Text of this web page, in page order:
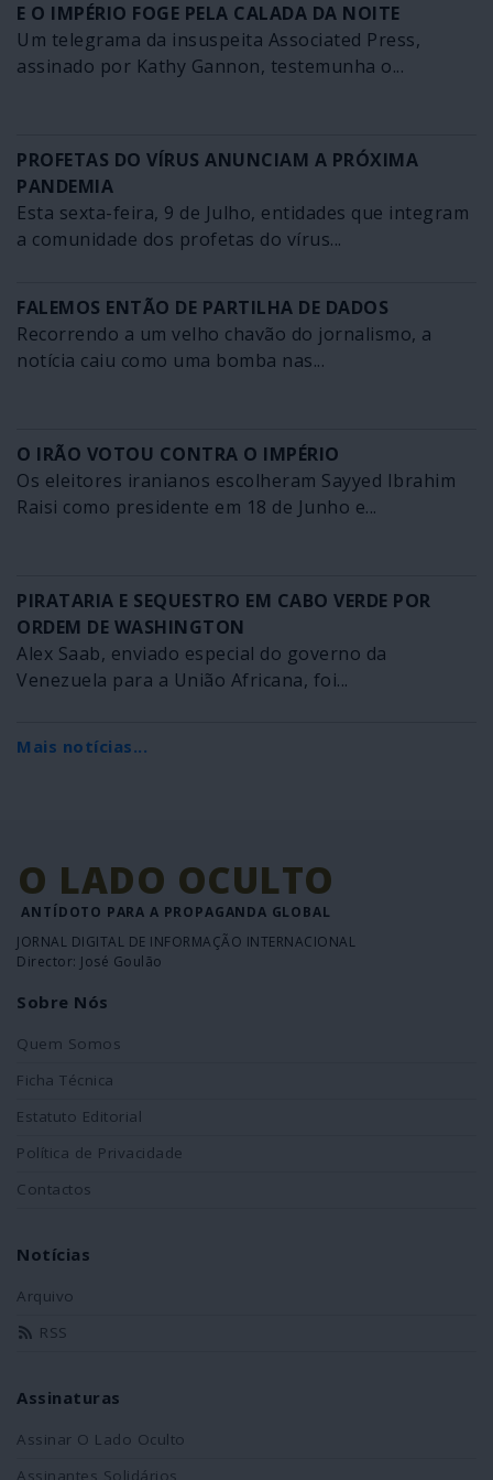
E O IMPÉRIO FOGE PELA CALADA DA NOITE
Um telegrama da insuspeita Associated Press,
assinado por Kathy Gannon, testemunha o...
PROFETAS DO VÍRUS ANUNCIAM A PRÓXIMA
PANDEMIA
Esta sexta-feira, 9 de Julho, entidades que integram
a comunidade dos profetas do vírus...
FALEMOS ENTÃO DE PARTILHA DE DADOS
Recorrendo a um velho chavão do jornalismo, a
notícia caiu como uma bomba nas...
O IRÃO VOTOU CONTRA O IMPÉRIO
Os eleitores iranianos escolheram Sayyed Ibrahim
Raisi como presidente em 18 de Junho e...
PIRATARIA E SEQUESTRO EM CABO VERDE POR
ORDEM DE WASHINGTON
Alex Saab, enviado especial do governo da
Venezuela para a União Africana, foi...
Mais notícias...
O LADO OCULTO
ANTÍDOTO PARA A PROPAGANDA GLOBAL
JORNAL DIGITAL DE INFORMAÇÃO INTERNACIONAL
Director: José Goulão
Sobre Nós
Quem Somos
Ficha Técnica
Estatuto Editorial
Política de Privacidade
Contactos
Notícias
Arquivo
RSS
Assinaturas
Assinar O Lado Oculto
Assinantes Solidários